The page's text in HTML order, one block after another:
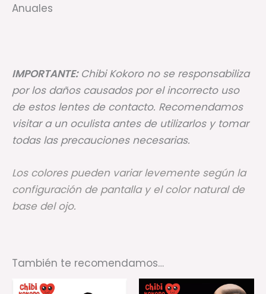
Anuales
IMPORTANTE:Chibi Kokoro no se responsabiliza
por los daños causados por el incorrecto uso
de estos lentes de contacto. Recomendamos
visitar a un oculista antes de utilizarlos y tomar
todas las precauciones necesarias.
Los colores pueden variar levemente según la
configuración de pantalla y el color natural de
base del ojo.
También te recomendamos…
Este